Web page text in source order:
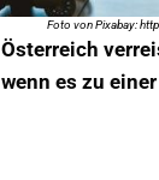
Foto von Pixabay:
es zu